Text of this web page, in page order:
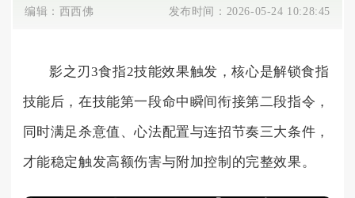
编辑： 西西佛 发布时间： 2026-05-24 10:28:45
影之刃3食指2技能效果触发，核心是解锁食指
技能后，在技能第一段命中瞬间衔接第二段指令，
同时满足杀意值、心法配置与连招节奏三大条件，
才能稳定触发高额伤害与附加控制的完整效果。